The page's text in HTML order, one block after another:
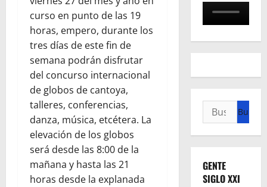
curso en punto de las 19
horas, empero, durante los
tres días de este fin de
semana podrán disfrutar
del concurso internacional
de globos de cantoya,
talleres, conferencias,
danza, música, etcétera. La
elevación de los globos
será desde las 8:00 de la
mañana y hasta las 21
horas desde la explanada
Buscar:
GENTE
SIGLO XXI